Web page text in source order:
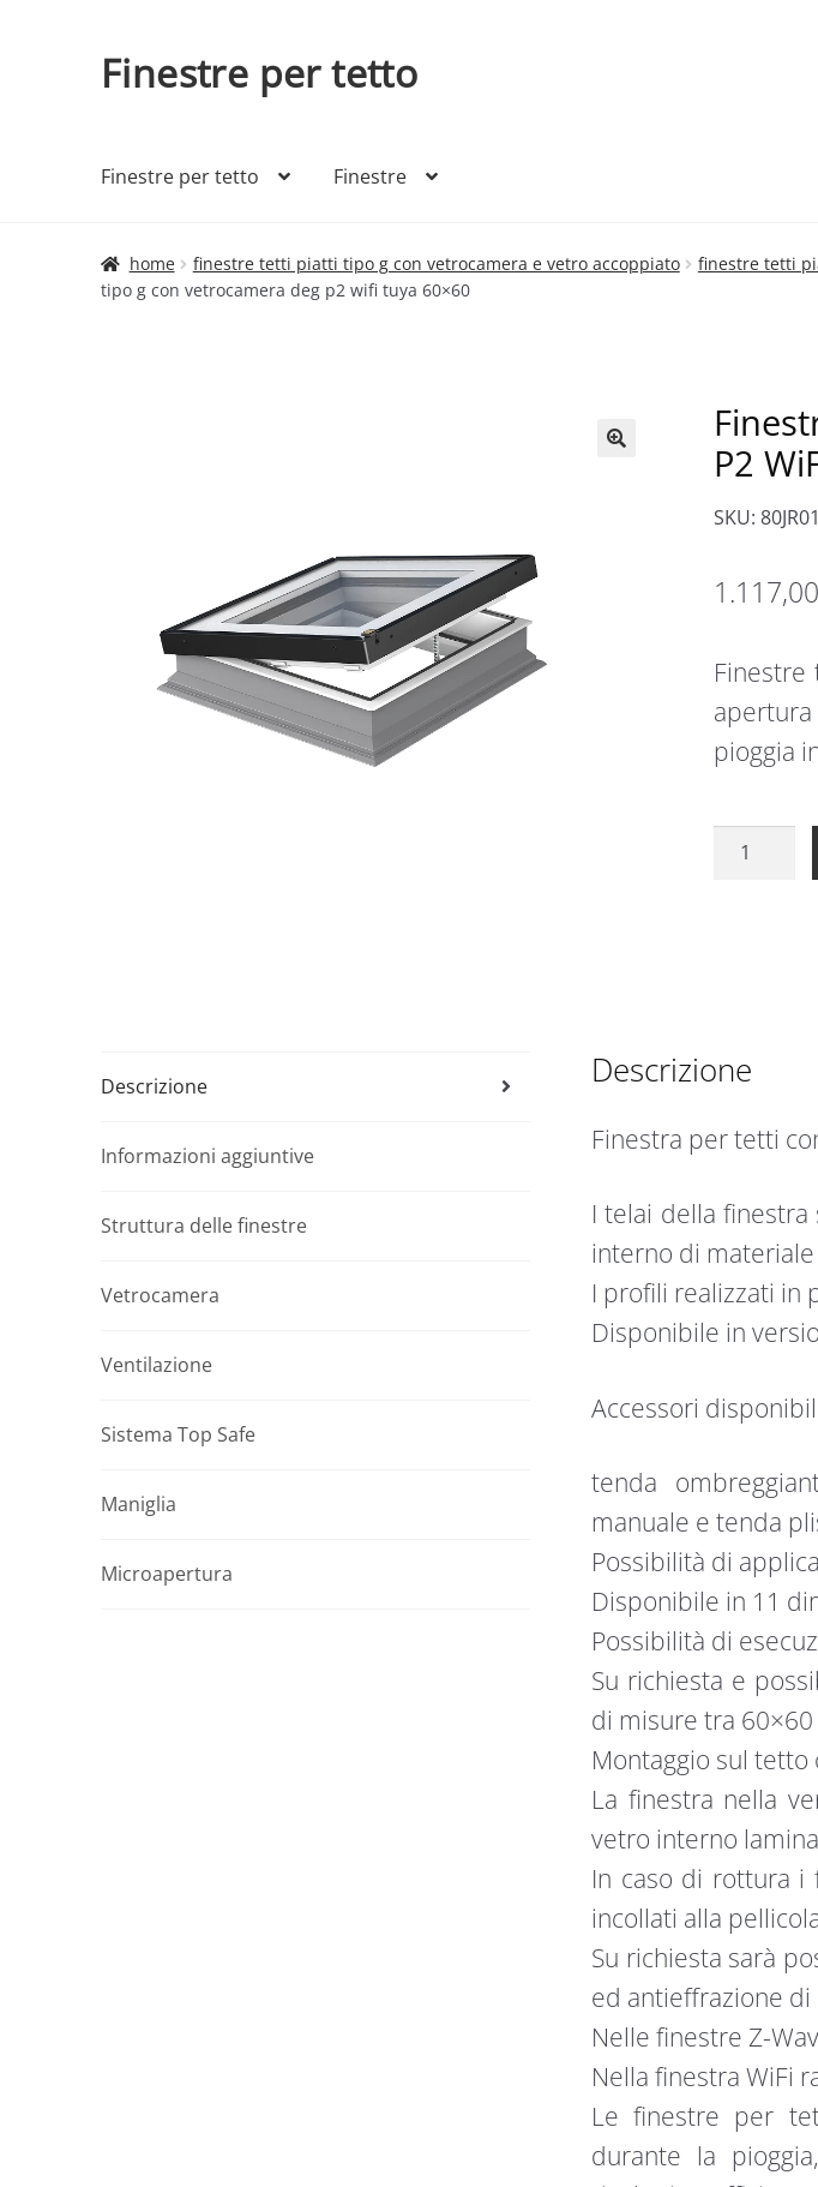
Vai
alla
Vai
alFinestre per tetto
Finestre per tetto Finestre
home finestre tetti piatti tipo g con vetrocamera e vetro accoppiato finestre tetti
tipo g con vetrocamera deg p2 wifi tuya 60×60
P2
SKU: 80JR01
Finestre
pioggia
Finestre
P2
Tuya
quantità
Descrizione
Informazioni aggiuntive
Struttura delle finestre
Vetrocamera
Ventilazione
Sistema Top Safe
Maniglia
Microapertura
Descrizione
Finestra per tetti
I telai della
interno di
I profili realizzati in
Disponibile in
Accessori
tenda
manuale e tenda
Possibilità di
Disponibile in 11
Possibilità di
Su richiesta e
di misure tra
Montaggio sul tetto
La finestra nella
vetro interno
In caso di rottura i
incollati alla
Su richiesta sarà
ed antieffrazione di
Nelle finestre Z-
Nella finestra WiFi
Le finestre per
durante la